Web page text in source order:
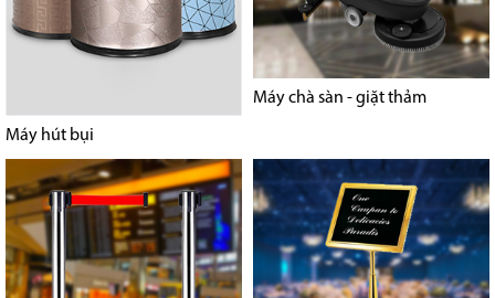
Máy hút bụi
Máy chà sàn - giặt thảm